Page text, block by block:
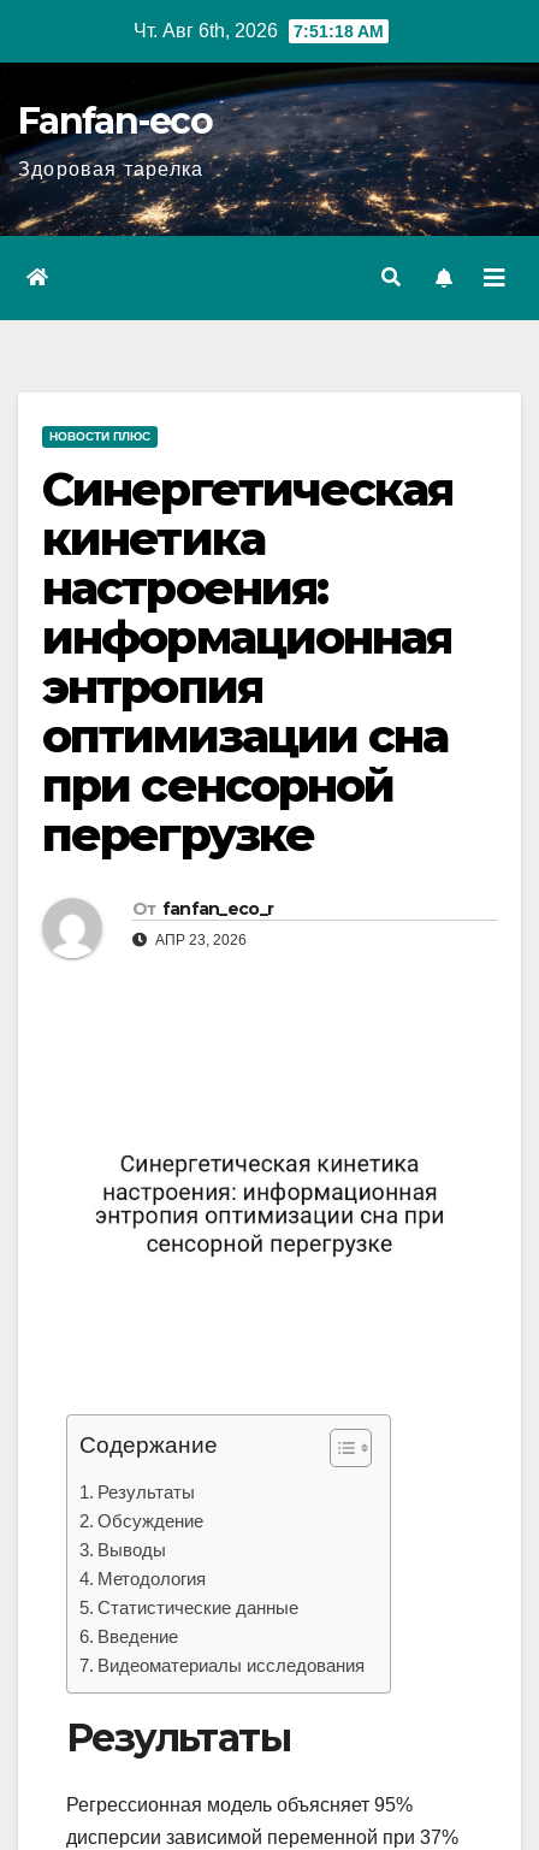
Чт. Авг 6th, 2026 7:51:19 AM
Fanfan-eco
Здоровая тарелка
НОВОСТИ ПЛЮС
Синергетическая
кинетика
настроения:
информационная
энтропия
оптимизации сна
при сенсорной
перегрузке
От fanfan_eco_r
АПР 23, 2026
Содержание
Результаты
Обсуждение
Выводы
Методология
Статистические данные
Введение
Видеоматериалы исследования
Результаты
Регрессионная модель объясняет 95%
дисперсии зависимой переменной при 37%